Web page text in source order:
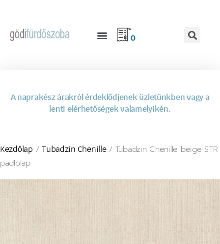
0
A naprakész árakról érdeklődjenek üzletünkben vagy a
lenti elérhetőségek valamelyikén.
Kezdőlap /Tubadzin Chenille/ Tubadzin Chenille beige STR
padlólap